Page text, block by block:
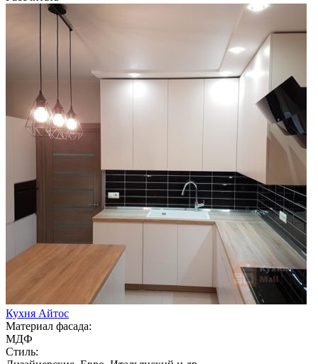
Кухня Айтос
Материал фасада:
МДФ
Стиль: